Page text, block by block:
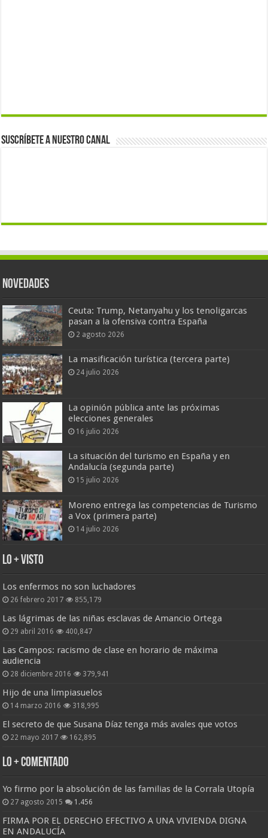
Suscríbete a nuestro canal
Novedades
Ceuta: Trump, Netanyahu y los tenoligarcas
pasan a la ofensiva contra España
2 agosto 2026
La masificación turística (tercera parte)
24 julio 2026
La opinión pública ante las próximas
elecciones generales
16 julio 2026
La situación del turismo en España y en
Andalucía (segunda parte)
15 julio 2026
Moreno entrega las competencias de Turismo
a Vox (primera parte)
14 julio 2026
Lo + Visto
Los enfermos no son luchadores
26 febrero 2017 855,179
Las lágrimas de las niñas esclavas de Amancio Ortega
29 abril 2016 400,847
Las Campos: racismo de clase en horario de máxima
audiencia
28 diciembre 2016 379,941
Hijo de una limpiasuelos
14 marzo 2016 318,995
El secreto de que Susana Díaz tenga más avales que votos
22 mayo 2017 162,895
Lo + Comentado
Yo firmo por la absolución de las familias de la Corrala Utopía
27 agosto 2015 1.456
FIRMA POR EL DERECHO EFECTIVO A UNA VIVIENDA DIGNA
EN ANDALUCÍA